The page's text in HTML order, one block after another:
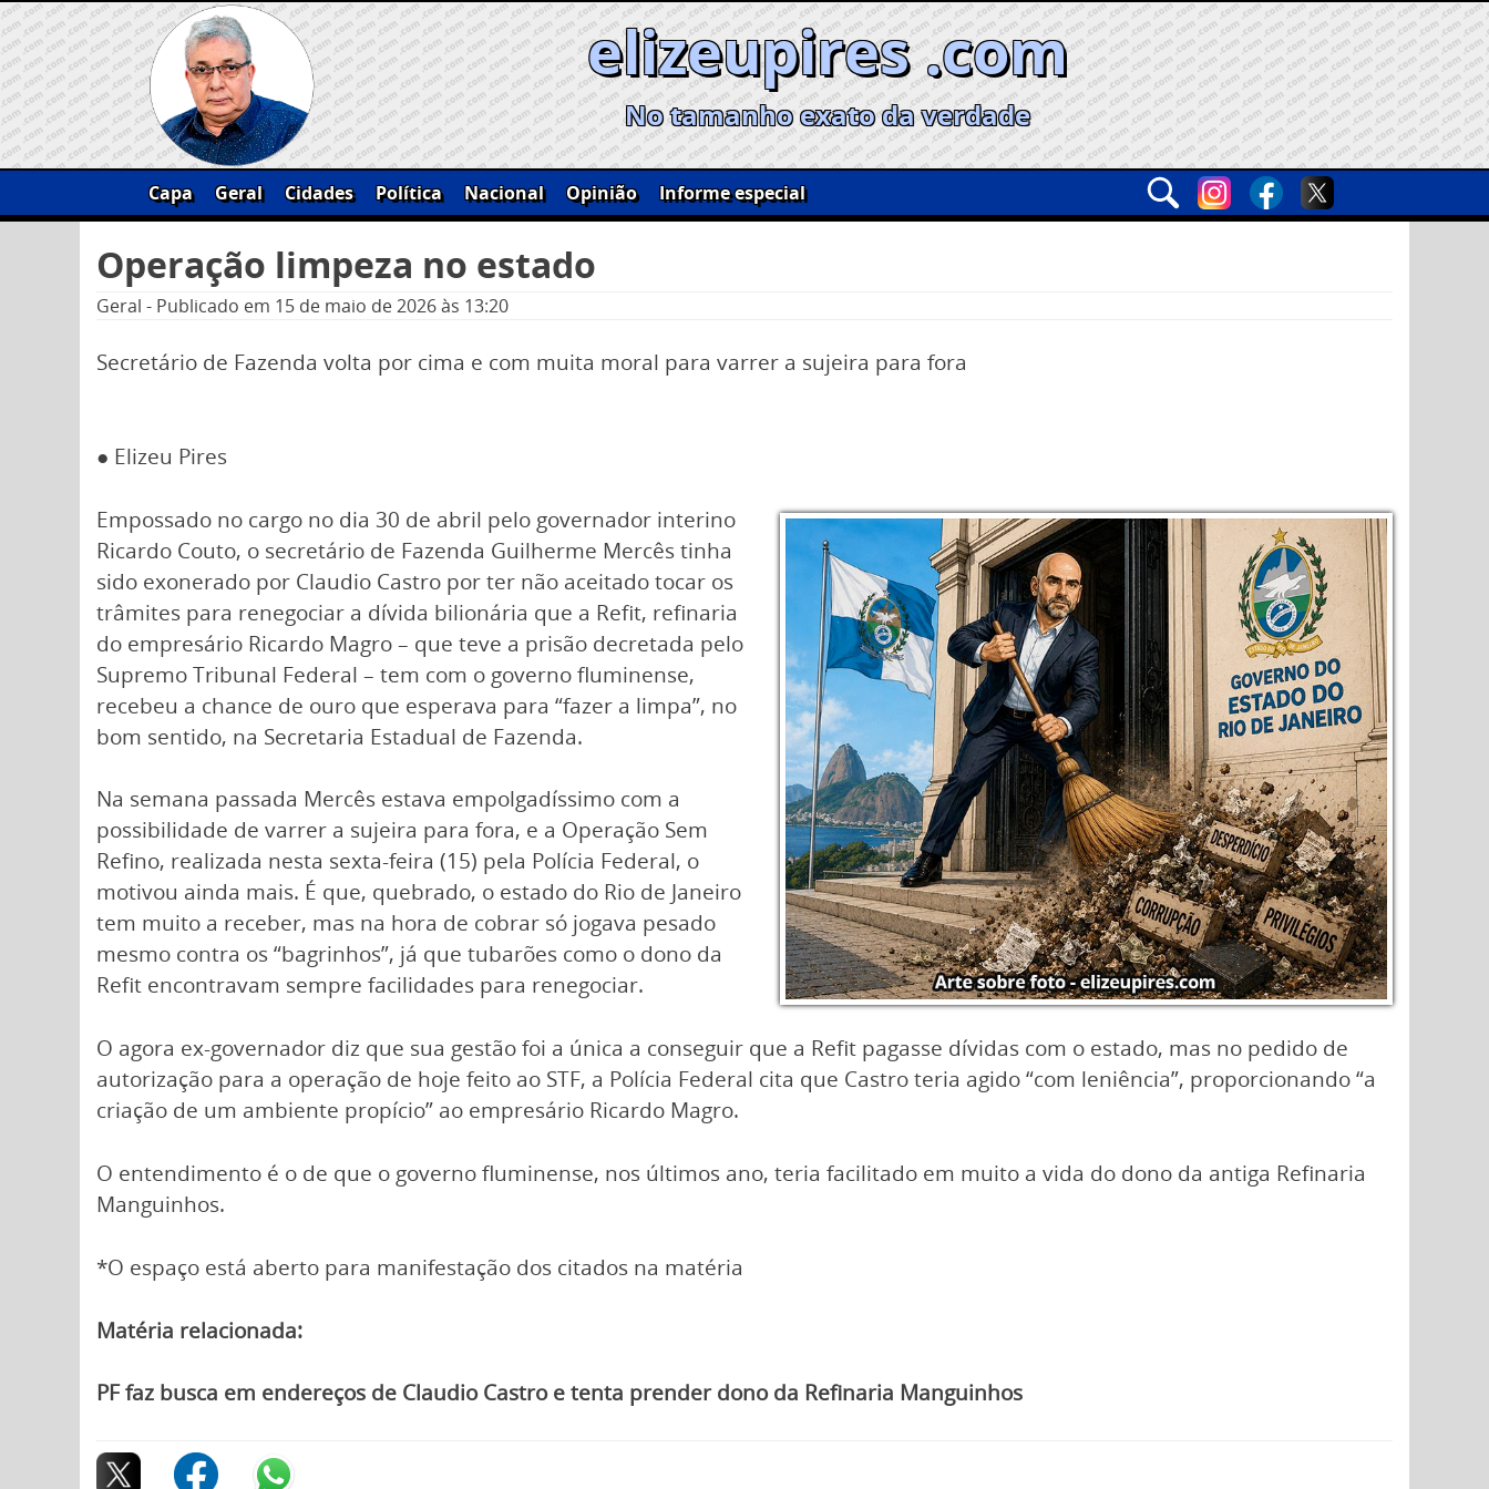
Skip
to
content
elizeupires .com
No tamanho exato da verdade
Capa Geral Cidades Política Nacional Opinião
Informe especial
por:
Operação limpeza no estado
Geral - Publicado em 15 de maio de 2026às 13:20
Secretário de Fazenda volta por cima e com muita moral para varrer a sujeira para fora
● Elizeu Pires
Empossado no cargo no dia 30 de abril pelo governador interino
Ricardo Couto, o secretário de Fazenda Guilherme Mercês tinha
sido exonerado por Claudio Castro por ter não aceitado tocar os
trâmites para renegociar a dívida bilionária que a Refit, refinaria
do empresário Ricardo Magro – que teve a prisão decretada pelo
Supremo Tribunal Federal – tem com o governo fluminense,
recebeu a chance de ouro que esperava para “fazer a limpa”, no
bom sentido, na Secretaria Estadual de Fazenda.
Na semana passada Mercês estava empolgadíssimo com a
possibilidade de varrer a sujeira para fora, e a Operação Sem
Refino, realizada nesta sexta-feira (15) pela Polícia Federal, o
motivou ainda mais. É que, quebrado, o estado do Rio de Janeiro
tem muito a receber, mas na hora de cobrar só jogava pesado
mesmo contra os “bagrinhos”, já que tubarões como o dono da
Refit encontravam sempre facilidades para renegociar.
O agora ex-governador diz que sua gestão foi a única a conseguir que a Refit pagasse dívidas com o estado, mas no pedido de
autorização para a operação de hoje feito ao STF, a Polícia Federal cita que Castro teria agido “com leniência”, proporcionando “a
criação de um ambiente propício” ao empresário Ricardo Magro.
O entendimento é o de que o governo fluminense, nos últimos ano, teria facilitado em muito a vida do dono da antiga Refinaria
Manguinhos.
*O espaço está aberto para manifestação dos citados na matéria
Matéria relacionada:
PF faz busca em endereços de Claudio Castro e tenta prender dono da Refinaria Manguinhos